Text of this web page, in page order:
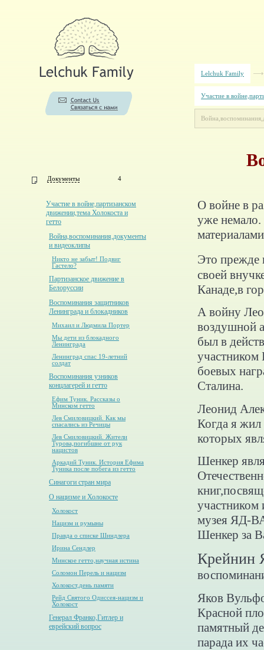
Lelchuk Family
Участие в
Документы 4
Участие в войне,партизанском
движении,тема Холокоста и
гетто
Война,воспоминания,документы
и видеоклипы
Никто не забыт! Подвиг
Гастело?
Партизанское движение в
Белоруссии
Воспоминания защитников
Ленинграда и блокадников
Михаил и Людмила Портер
Мы дети из блокадного
Ленинграда
Ленинград спас 19-летний
солдат
Воспоминания узников
концлагерей и гетто
Ефим Туник. Рассказы о
Минском гетто
Лев Смиловицкий. Как мы
спасались из Речицы
Лев Смиловицкий. Жители
Турова,погибшие от рук
нацистов
Аркадий Туник. История Ефима
Туника после побега из гетто
Синагоги стран мира
О нацизме и Холокосте
Холокост
Нацизм и румыны
Правда о списке Шиндлера
Ирина Сендлер
Минское гетто,научная истина
Соломон Перель и нацизм
Холокост,день памяти
Рейд Святого Одиссея-нацизм и
Холокост
Генерал Франко,Гитлер и
еврейский вопрос
О войне в
уже немало.
Это прежде
своей
Канаде,в
А войну
воздушной
был в
участником
боевых
Сталина.
Леонид
Когда я жил
которых
Шенкер
участником
музея ЯД-
Шенкер за
Крейнин
Яков
Красной
памятный
парада их